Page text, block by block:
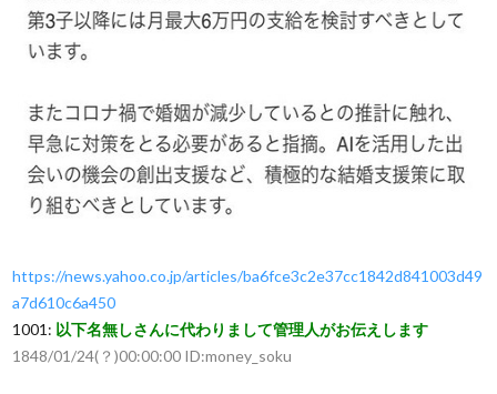
https://news.yahoo.co.jp/articles/ba6fce3c2e37cc1842d841003d49
a7d610c6a450
1001: 以下名無しさんに代わりまして管理人がお伝えします
1848/01/24(？)00:00:00 ID:money_soku